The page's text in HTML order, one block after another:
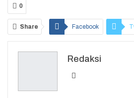
0
Share Facebook
Redaksi